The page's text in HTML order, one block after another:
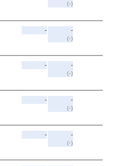
(-)
-
-
(-)
-
-
(-)
-
-
(-)
-
-
(-)